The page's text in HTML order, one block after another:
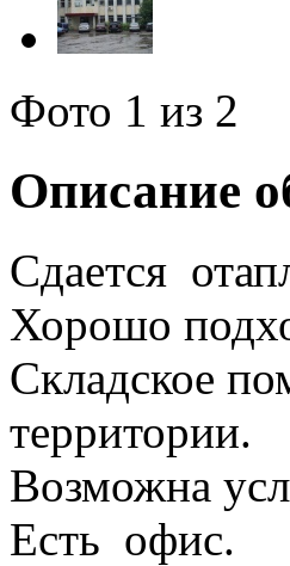
Фото 1 из 2
Описание
Сдается
Хорошо
Складское
территории.
Возможна
Есть офис.